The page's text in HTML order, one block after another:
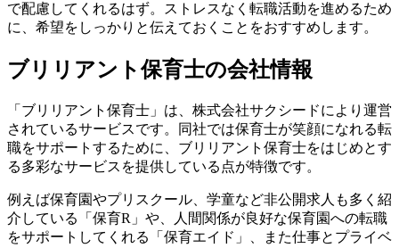
で配慮してくれるはず。ストレスなく転職活動を進めるため
に、希望をしっかりと伝えておくことをおすすめします。
ブリリアント保育士の会社情報
「ブリリアント保育士」は、株式会社サクシードにより運営
されているサービスです。同社では保育士が笑顔になれる転
職をサポートするために、ブリリアント保育士をはじめとす
る多彩なサービスを提供している点が特徴です。
例えば保育園やプリスクール、学童など非公開求人も多く紹
介している「保育R」や、人間関係が良好な保育園への転職
をサポートしてくれる「保育エイド」、また仕事とプライベ